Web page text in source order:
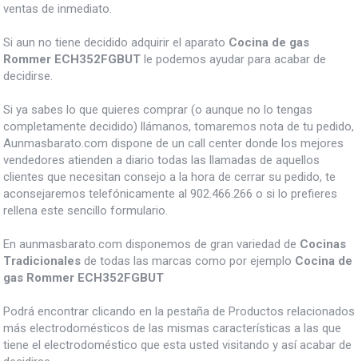
ventas de inmediato.
Si aun no tiene decidido adquirir el aparato Cocina de gas
Rommer ECH352FGBUT le podemos ayudar para acabar de
decidirse.
Si ya sabes lo que quieres comprar (o aunque no lo tengas
completamente decidido) llámanos, tomaremos nota de tu pedido,
Aunmasbarato.com dispone de un call center donde los mejores
vendedores atienden a diario todas las llamadas de aquellos
clientes que necesitan consejo a la hora de cerrar su pedido, te
aconsejaremos telefónicamente al 902.466.266 o si lo prefieres
rellena este sencillo formulario.
En aunmasbarato.com disponemos de gran variedad de Cocinas
Tradicionales de todas las marcas como por ejemplo Cocina de
gas Rommer ECH352FGBUT
Podrá encontrar clicando en la pestaña de Productos relacionados
más electrodomésticos de las mismas características a las que
tiene el electrodoméstico que esta usted visitando y así acabar de